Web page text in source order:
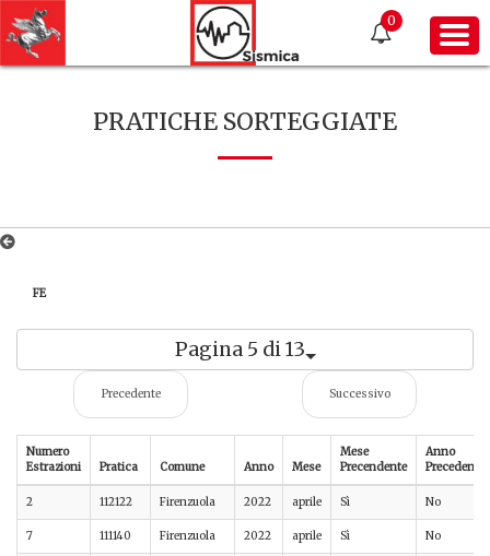
0
PRATICHE SORTEGGIATE
FE
Pagina 5 di 13
Precedente Successivo
Numero
Estrazioni
Pratica Comune Anno Mese
Mese
Precendente
Anno
Precedente
2 112122 Firenzuola 2022 aprile Sì No
7 111140 Firenzuola 2022 aprile Sì No